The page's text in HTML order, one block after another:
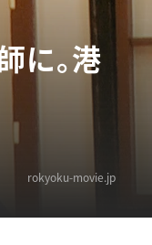
に。港
rokyoku-movie.jp